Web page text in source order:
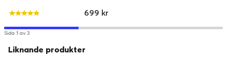
699 kr
Sida 1 av 3
Liknande produkter